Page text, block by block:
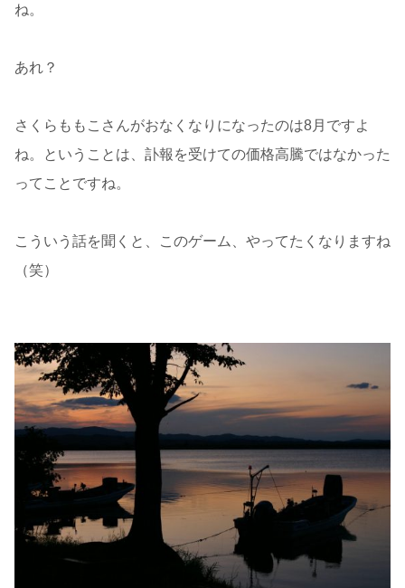
ね。
あれ？
さくらももこさんがおなくなりになったのは8月ですよ
ね。ということは、訃報を受けての価格高騰ではなかった
ってことですね。
こういう話を聞くと、このゲーム、やってたくなりますね
（笑）